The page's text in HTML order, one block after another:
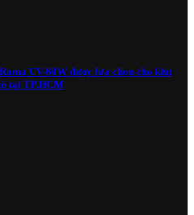
UV-60W được lựa chọn cho khu
tại TP.HCM